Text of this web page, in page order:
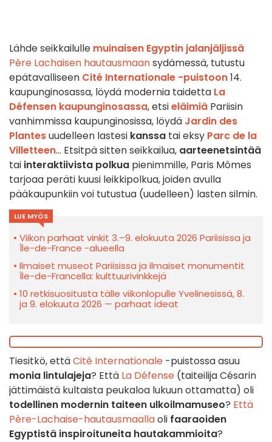
Lähde seikkailulle muinaisen Egyptin jalanjäljissä
Père Lachaisen hautausmaansydämessä, tutustu
epätavalliseen Cité Internationale -puistoon14.
kaupunginosassa, löydä modernia taidetta La
Défensen kaupunginosassa, etsieläimiä Pariisin
vanhimmissa kaupunginosissa, löydä Jardin des
Plantesuudelleen lastesi kanssa tai eksy Parc de la
Villetteen... Etsitpä sitten seikkailua, aarteenetsintää
tai interaktiivista polkua pienimmille, Paris Mômes
tarjoaa peräti kuusi leikkipolkua, joiden avulla
pääkaupunkiin voi tutustua (uudelleen) lasten silmin.
LUE MYÖS
Viikon parhaat vinkit 3.–9. elokuuta 2026 Pariisissa ja
Île-de-France -alueella
Ilmaiset museot Pariisissa ja ilmaiset monumentit
Île-de-Francella: kulttuurivinkkejä
10 retkisuositusta tälle viikonlopulle Yvelinesissä, 8.
ja 9. elokuuta 2026 — parhaat ideat
Tiesitkö, ettäCité Internationale -puistossa asuu
monia lintulajeja? Että La Défense (taiteilija Césarin
jättimäistä kultaista peukaloa lukuun ottamatta) oli
todellinen modernin taiteen ulkoilmamuseo? Että
Père-Lachaise-hautausmaallaoli faaraoiden
Egyptistä inspiroituneita hautakammioita?